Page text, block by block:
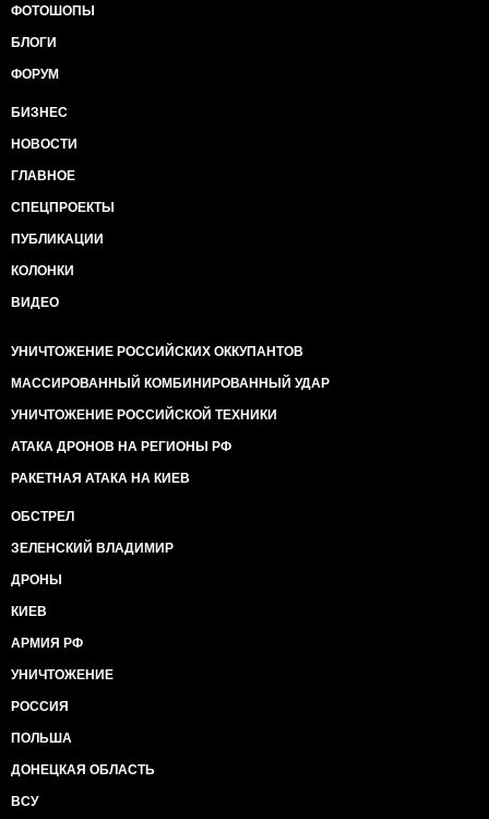
ФОТОШОПЫ
БЛОГИ
ФОРУМ
БИЗНЕС
НОВОСТИ
ГЛАВНОЕ
СПЕЦПРОЕКТЫ
ПУБЛИКАЦИИ
КОЛОНКИ
ВИДЕО
УНИЧТОЖЕНИЕ РОССИЙСКИХ ОККУПАНТОВ
МАССИРОВАННЫЙ КОМБИНИРОВАННЫЙ УДАР
УНИЧТОЖЕНИЕ РОССИЙСКОЙ ТЕХНИКИ
АТАКА ДРОНОВ НА РЕГИОНЫ РФ
РАКЕТНАЯ АТАКА НА КИЕВ
ОБСТРЕЛ
ЗЕЛЕНСКИЙ ВЛАДИМИР
ДРОНЫ
КИЕВ
АРМИЯ РФ
УНИЧТОЖЕНИЕ
РОССИЯ
ПОЛЬША
ДОНЕЦКАЯ ОБЛАСТЬ
ВСУ